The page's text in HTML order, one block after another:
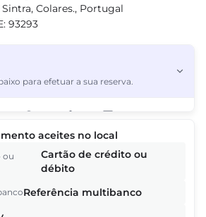
Sintra, Colares., Portugal
93293
para efetuar a sua reserva.
aceites no local
Cartão de crédito ou
débito
Referência multibanco